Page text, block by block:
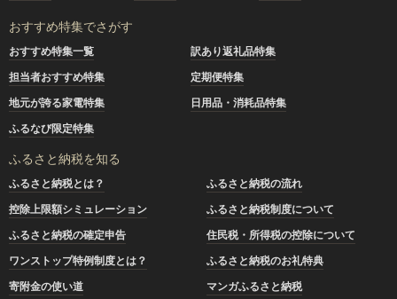
おすすめ特集でさがす
おすすめ特集一覧
訳あり返礼品特集
担当者おすすめ特集
定期便特集
地元が誇る家電特集
日用品・消耗品特集
ふるなび限定特集
ふるさと納税を知る
ふるさと納税とは？
ふるさと納税の流れ
控除上限額シミュレーション
ふるさと納税制度について
ふるさと納税の確定申告
住民税・所得税の控除について
ワンストップ特例制度とは？
ふるさと納税のお礼特典
寄附金の使い道
マンガふるさと納税